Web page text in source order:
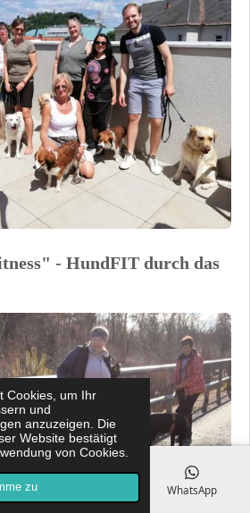
Cookies, um Ihr
und
anzuzeigen. Die
Website bestätigt
von Cookies.
zu
- HundFIT durch das
WhatsApp